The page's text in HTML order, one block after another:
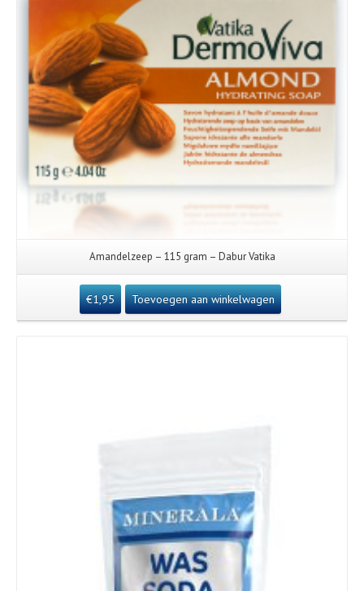
Amandelzeep – 115 gram – Dabur Vatika
€1,95 Toevoegen aan winkelwagen